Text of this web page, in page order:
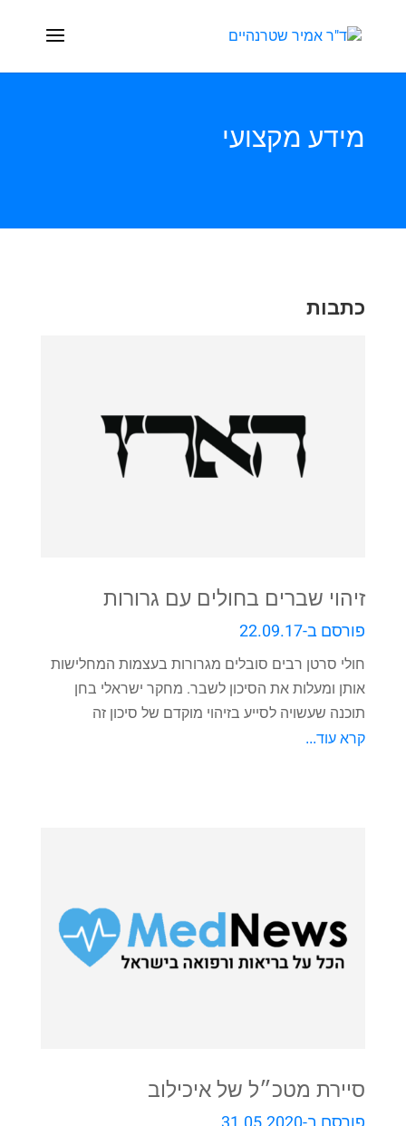
מידע מקצועי
כתבות
סיירת מטכ״ל של איכילוב
זיהוי שברים בחולים עם גרורות
פורסם ב-22.09.17
חולי סרטן רבים סובלים מגרורות בעצמות המחלישות
אותן ומעלות את הסיכון לשבר. מחקר ישראלי בחן
תוכנה שעשויה לסייע בזיהוי מוקדם של סיכון זה
קרא עוד...